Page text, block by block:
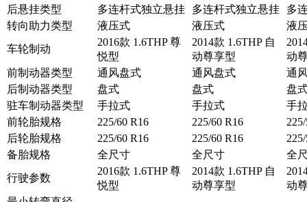
后悬挂类型
多连杆式独立悬挂 多连杆式独立悬挂
多
转向助力类型
液压式 液压式
液
车轮制动
2016款 1.6THP 尊
悦型
2014款 1.6THP 自
动尊享型
动
前制动器类型
通风盘式 通风盘式
通
后制动器类型
盘式 盘式
盘
驻车制动器类型
手拉式 手拉式
手
前轮胎规格
225/60 R16 225/60 R16
后轮胎规格
225/60 R16 225/60 R16
备胎规格
全尺寸 全尺寸
全
行驶参数
2016款 1.6THP 尊
悦型
2014款 1.6THP 自
动尊享型
动